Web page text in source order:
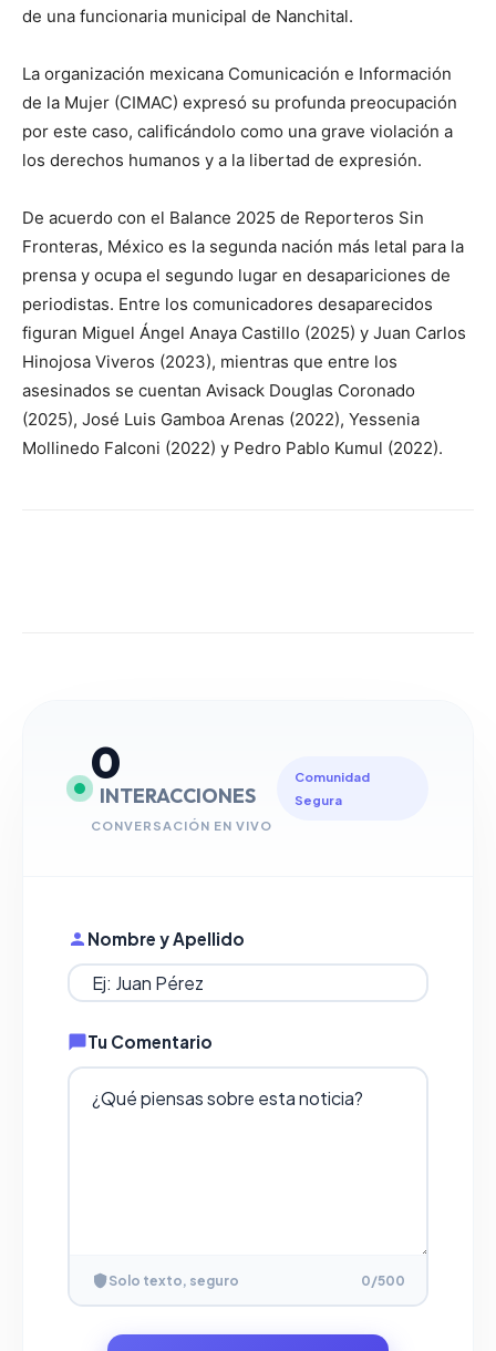
de una funcionaria municipal de Nanchital.
La organización mexicana Comunicación e Información
de la Mujer (CIMAC) expresó su profunda preocupación
por este caso, calificándolo como una grave violación a
los derechos humanos y a la libertad de expresión.
De acuerdo con el Balance 2025 de Reporteros Sin
Fronteras, México es la segunda nación más letal para la
prensa y ocupa el segundo lugar en desapariciones de
periodistas. Entre los comunicadores desaparecidos
figuran Miguel Ángel Anaya Castillo (2025) y Juan Carlos
Hinojosa Viveros (2023), mientras que entre los
asesinados se cuentan Avisack Douglas Coronado
(2025), José Luis Gamboa Arenas (2022), Yessenia
Mollinedo Falconi (2022) y Pedro Pablo Kumul (2022).
0
INTERACCIONES
CONVERSACIÓN EN VIVO
Comunidad
Segura
Nombre y Apellido
Tu Comentario
Solo texto, seguro 0/500